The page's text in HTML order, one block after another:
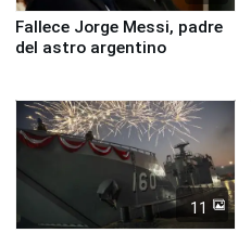
Fallece Jorge Messi, padre
del astro argentino
11